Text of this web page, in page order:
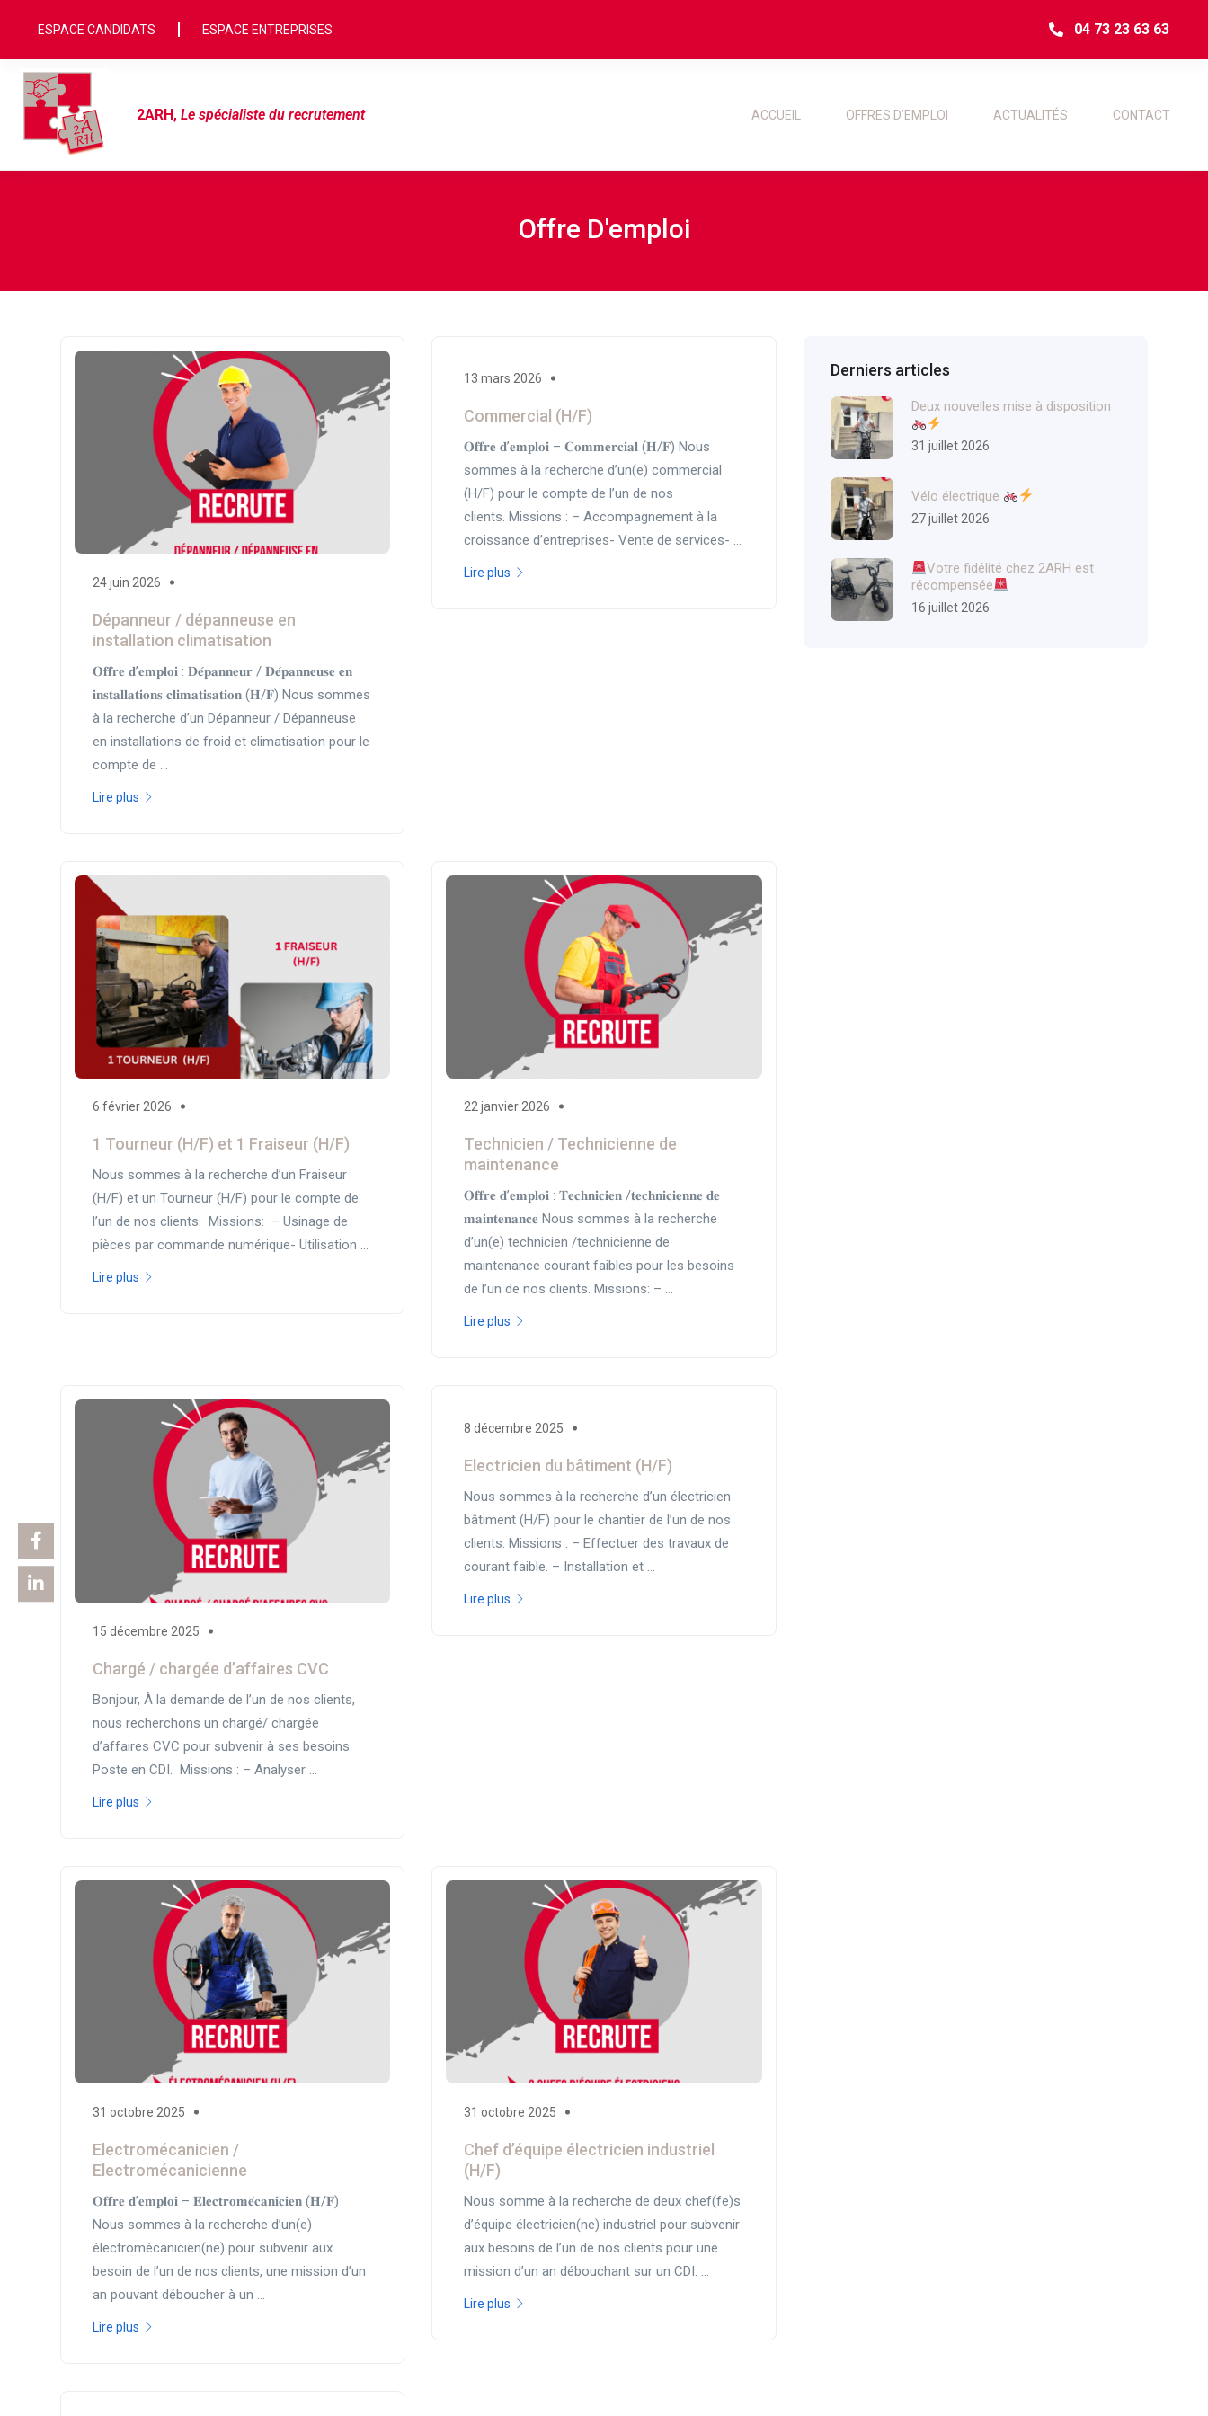
ESPACE CANDIDATS ESPACE ENTREPRISES 04 73 23 63 63
2ARH, Le spécialiste du recrutement ACCUEIL OFFRES D’EMPLOI ACTUALITÉS CONTACT
Offre D'emploi
24 juin 2026
Dépanneur / dépanneuse en
installation climatisation
𝐎𝐟𝐟𝐫𝐞 𝐝’𝐞𝐦𝐩𝐥𝐨𝐢 : 𝐃𝐞́𝐩𝐚𝐧𝐧𝐞𝐮𝐫 / 𝐃𝐞́𝐩𝐚𝐧𝐧𝐞𝐮𝐬𝐞 𝐞𝐧
𝐢𝐧𝐬𝐭𝐚𝐥𝐥𝐚𝐭𝐢𝐨𝐧𝐬 𝐜𝐥𝐢𝐦𝐚𝐭𝐢𝐬𝐚𝐭𝐢𝐨𝐧 (𝐇/𝐅) Nous sommes
à la recherche d’un Dépanneur / Dépanneuse
en installations de froid et climatisation pour le
compte de ...
Lire plus
13 mars 2026
Commercial (H/F)
𝐎𝐟𝐟𝐫𝐞 𝐝’𝐞𝐦𝐩𝐥𝐨𝐢 – 𝐂𝐨𝐦𝐦𝐞𝐫𝐜𝐢𝐚𝐥 (𝐇/𝐅) Nous
sommes à la recherche d’un(e) commercial
(H/F) pour le compte de l’un de nos
clients. Missions : – Accompagnement à la
croissance d’entreprises- Vente de services- ...
Lire plus
6 février 2026
1 Tourneur (H/F) et 1 Fraiseur (H/F)
Nous sommes à la recherche d’un Fraiseur
(H/F) et un Tourneur (H/F) pour le compte de
l’un de nos clients. Missions: – Usinage de
pièces par commande numérique- Utilisation ...
Lire plus
22 janvier 2026
Technicien / Technicienne de
maintenance
𝐎𝐟𝐟𝐫𝐞 𝐝’𝐞𝐦𝐩𝐥𝐨𝐢 : 𝐓𝐞𝐜𝐡𝐧𝐢𝐜𝐢𝐞𝐧 /𝐭𝐞𝐜𝐡𝐧𝐢𝐜𝐢𝐞𝐧𝐧𝐞 𝐝𝐞
𝐦𝐚𝐢𝐧𝐭𝐞𝐧𝐚𝐧𝐜𝐞 Nous sommes à la recherche
d’un(e) technicien /technicienne de
maintenance courant faibles pour les besoins
de l’un de nos clients. Missions: – ...
Lire plus
15 décembre 2025
Chargé / chargée d’affaires CVC
Bonjour, À la demande de l’un de nos clients,
nous recherchons un chargé/ chargée
d’affaires CVC pour subvenir à ses besoins.
Poste en CDI. ​ Missions : – Analyser ...
Lire plus
8 décembre 2025
Electricien du bâtiment (H/F)
Nous sommes à la recherche d’un électricien
bâtiment (H/F) pour le chantier de l’un de nos
clients. Missions : – Effectuer des travaux de
courant faible. – Installation et ...
Lire plus
31 octobre 2025
Electromécanicien /
Electromécanicienne
𝐎𝐟𝐟𝐫𝐞 𝐝’𝐞𝐦𝐩𝐥𝐨𝐢 – 𝐄𝐥𝐞𝐜𝐭𝐫𝐨𝐦𝐞́𝐜𝐚𝐧𝐢𝐜𝐢𝐞𝐧 (𝐇/𝐅)
Nous sommes à la recherche d’un(e)
électromécanicien(ne) pour subvenir aux
besoin de l’un de nos clients, une mission d’un
an pouvant déboucher à un ...
Lire plus
31 octobre 2025
Chef d’équipe électricien industriel
(H/F)
Nous somme à la recherche de deux chef(fe)s
d’équipe électricien(ne) industriel pour subvenir
aux besoins de l’un de nos clients pour une
mission d’un an débouchant sur un CDI. ...
Lire plus
Derniers articles
Deux nouvelles mise à disposition
31 juillet 2026
Vélo électrique
27 juillet 2026
Votre fidélité chez 2ARH est
récompensée
16 juillet 2026